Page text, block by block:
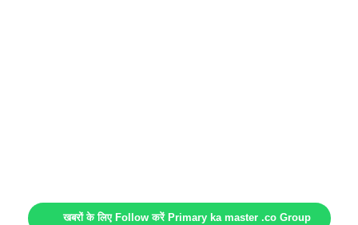
खबरों के लिए Follow करें Primary ka master .co Group